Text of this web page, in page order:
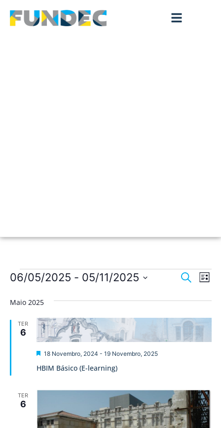
de
e
Pesquisar
de
Lista
06/05/2025 - 05/11/2025
data.
Maio 2025
TER
6
HBIM Básico (E-learning)
Destaque
18 Novembro, 2024 - 19 Novembro, 2025
TER
6